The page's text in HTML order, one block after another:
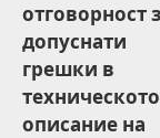
отговорност
допуснати
грешки в
техническото
описание на